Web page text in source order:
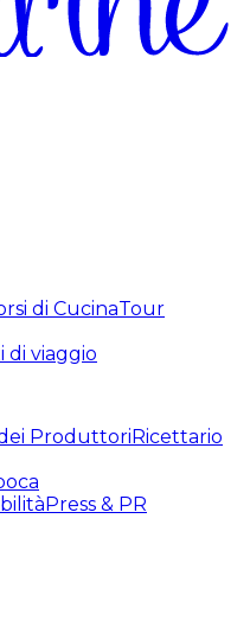
di CucinaTour
di viaggio
ProduttoriRicettario
Press & PR